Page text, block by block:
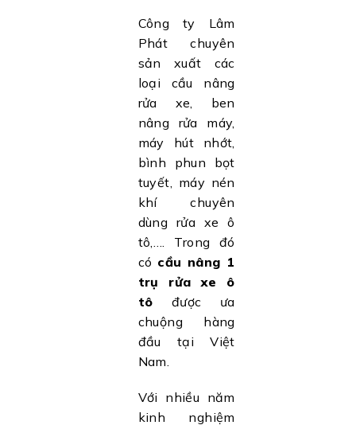
Công ty Lâm
Phát chuyên
sản xuất các
loại cầu nâng
rửa xe, ben
nâng rửa máy,
máy hút nhớt,
bình phun bọt
tuyết, máy nén
khí chuyên
dùng rửa xe ô
tô,…. Trong đó
có cầu nâng 1
trụ rửa xe ô
tô được ưa
chuộng hàng
đầu tại Việt
Nam.
Với nhiều năm
kinh nghiệm